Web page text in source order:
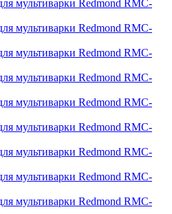
мультиварки Redmond RMC-
мультиварки Redmond RMC-
мультиварки Redmond RMC-
мультиварки Redmond RMC-
мультиварки Redmond RMC-
мультиварки Redmond RMC-
мультиварки Redmond RMC-
мультиварки Redmond RMC-
мультиварки Redmond RMC-